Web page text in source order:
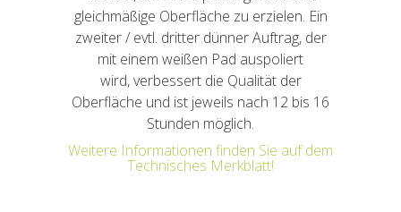
gleichmäßige Oberfläche zu erzielen. Ein
zweiter / evtl. dritter dünner Auftrag, der
mit einem weißen Pad auspoliert
wird, verbessert die Qualität der
Oberfläche und ist jeweils nach 12 bis 16
Stunden möglich.
Weitere Informationen finden Sie auf dem
Technisches Merkblatt!